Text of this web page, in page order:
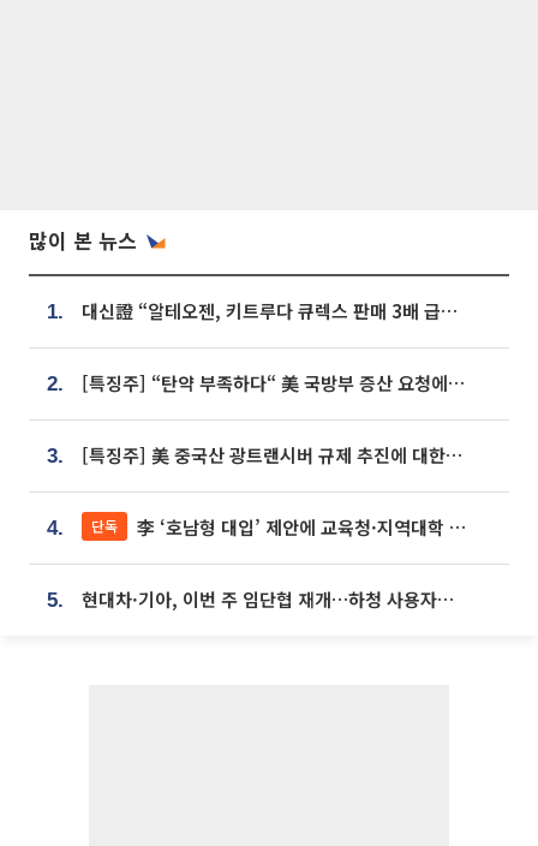
많이 본 뉴스
1. 대신證 “알테오젠, 키트루다 큐렉스 판매 3배 급증…목표가 41만원 상향”
2. [특징주] “탄약 부족하다“ 美 국방부 증산 요청에⋯국내 방산주 급등세
3. [특징주] 美 중국산 광트랜시버 규제 추진에 대한광통신 등 광통신株 강세
4. 단독 李 ‘호남형 대입’ 제안에 교육청·지역대학 서·논술형 입시 연계 '착수'
5. 현대차·기아, 이번 주 임단협 재개…하청 사용자성 재심도 ‘변수’